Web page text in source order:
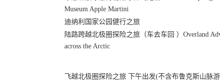
Museum Apple Martini
迪纳利国家公园健行之旅
陆路跨越北极圈探险之旅（车去车回 ）Overland
across the Arctic
飞越北极圈探险之旅 下午出发(不含布鲁克斯山脉